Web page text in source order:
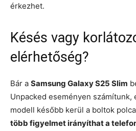
érkezhet.
Késés vagy
elérhetőség?
Bár a Samsung Galaxy S25 Slim
Unpacked eseményen számítunk,
modell később kerül a boltok
több figyelmet irányíthat a